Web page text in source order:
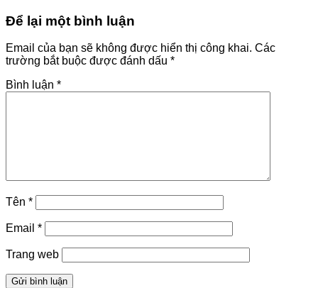
Để lại một bình luận
Email của bạn sẽ không được hiển thị công khai. Các
trường bắt buộc được đánh dấu *
Bình luận *
Tên *
Email *
Trang web